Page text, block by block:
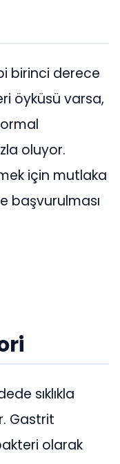
birinci derece
öyküsü varsa,
oluyor.
için mutlaka
başvurulması
sıklıkla
Gastrit
olarak